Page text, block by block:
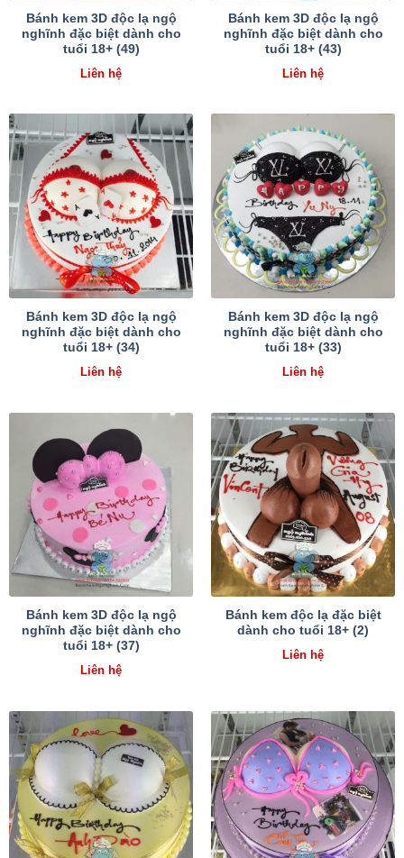
Bánh kem 3D độc lạ ngộ
nghĩnh đặc biệt dành cho
tuổi 18+ (49)
Liên hệ
Bánh kem 3D độc lạ ngộ
nghĩnh đặc biệt dành cho
tuổi 18+ (43)
Liên hệ
Bánh kem 3D độc lạ ngộ
nghĩnh đặc biệt dành cho
tuổi 18+ (34)
Liên hệ
Bánh kem 3D độc lạ ngộ
nghĩnh đặc biệt dành cho
tuổi 18+ (33)
Liên hệ
Bánh kem 3D độc lạ ngộ
nghĩnh đặc biệt dành cho
tuổi 18+ (37)
Liên hệ
Bánh kem độc lạ đặc biệt
dành cho tuổi 18+ (2)
Liên hệ